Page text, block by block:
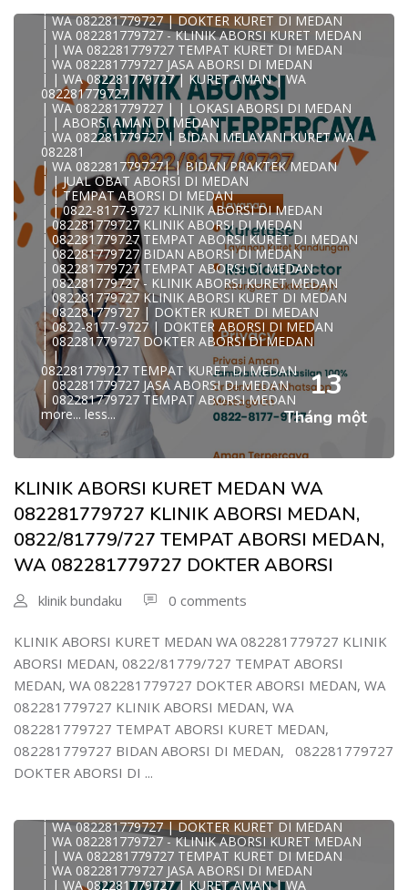
| WA 082281779727 | DOKTER KURET DI MEDAN
| WA 082281779727 - KLINIK ABORSI KURET MEDAN
| | WA 082281779727 TEMPAT KURET DI MEDAN
| WA 082281779727 JASA ABORSI DI MEDAN
| | WA 082281779727 | KURET AMAN | WA
082281779727
| WA 082281779727 | | LOKASI ABORSI DI MEDAN
| | ABORSI AMAN DI MEDAN
| WA 082281779727 | BIDAN MELAYANI KURET WA
082281
| WA 082281779727| | BIDAN PRAKTEK MEDAN
| | JUAL OBAT ABORSI DI MEDAN
| | TEMPAT ABORSI DI MEDAN
| | 0822-8177-9727 KLINIK ABORSI DI MEDAN
| 082281779727 KLINIK ABORSI DI MEDAN
| 082281779727 TEMPAT ABORSI KURET DI MEDAN
| 082281779727 BIDAN ABORSI DI MEDAN
| 082281779727 TEMPAT ABORSI DI MEDAN
| 082281779727 - KLINIK ABORSI KURET MEDAN
| 082281779727 KLINIK ABORSI KURET DI MEDAN
| 082281779727 | DOKTER KURET DI MEDAN
| 0822-8177-9727 | DOKTER ABORSI DI MEDAN
| 082281779727 DOKTER ABORSI DI MEDAN
| |
082281779727 TEMPAT KURET DI MEDAN
| 082281779727 JASA ABORSI DI MEDAN
| 082281779727 TEMPAT ABORSI MEDAN
more... less...
13
Tháng một
KLINIK ABORSI KURET MEDAN WA
082281779727 KLINIK ABORSI MEDAN,
0822/81779/727 TEMPAT ABORSI MEDAN,
WA 082281779727 DOKTER ABORSI
klinik bundaku 0 comments
KLINIK ABORSI KURET MEDAN WA 082281779727 KLINIK
ABORSI MEDAN, 0822/81779/727 TEMPAT ABORSI
MEDAN, WA 082281779727 DOKTER ABORSI MEDAN, WA
082281779727 KLINIK ABORSI MEDAN, WA
082281779727 TEMPAT ABORSI KURET MEDAN,
082281779727 BIDAN ABORSI DI MEDAN, 082281779727
DOKTER ABORSI DI ...
KLINIK ABORSI KURET MEDAN WA 082281779727 KLINIK
A
0822/81779/727 TEMPAT ABORSI MEDAN
WA 082281779727 DOKTER ABORSI MEDAN
WA 082281779727 KLINIK ABORSI MEDAN
WA 082281779727 TEMPAT ABORSI KURET MEDAN
082281779727 BIDAN ABORSI DI MEDAN
082281779727 DOKTER ABORSI DI MEDAN
WA 0822*81779*727 TEMPAT ABORSI MEDAN
WA 082281779727 DOKTER KURET DI MEDAN
WA 082281779727 TEMPAT KURET DI MEDAN
WA 082281779727 JASA ABORSI DI MEDAN
| WA 082-281-779-727 KURET AMAN WA 082281779727
TE
| WA 082-281-779-727 LOKASI ABORSI DI MEDAN
082-281-779-727 ABORSI AMAN DI MEDAN
| WA 082281779727 BIDAN MELAYANI KURET WA
08228177
WA 082281779727 BIDAN PRAKTEK MEDAN
| KLINIK ABORSI MEDAN
WA 082281779727 TEMPAT ABORSI DI MEDAN
| 082281779727 KLINIK ABORSI MEDAN
| WA 0822-8177-9727 DOKTER ABORSI DI MEDAN
| WA 082*2817797*27 BIDAN ABORSI DI MEDAN
| WA 0822*81779*727 KLINIK KURET DI MEDAN
WA 082281779727 KURET AMAN | WA 082281779727
KLINI
| WA 082/281779/727 KLINIK ABORSI KURET DI MEDAN
| WA 082281779727 DOKTER KURET DI MEDAN
WA 082281779727 DOKTER ABORSI DI MEDAN
| WA 08228*1779*727 TEMPAT KURET DI MEDAN
| WA )082281779727) JASA ABORSI DI MEDAN
| WA 0822#8177#9727 TEMPAT ABORSI MEDAN
| ABORSI AMAN DI MEDAN
| WA 082281779727 TEMPAT KURET MEDAN
0822817797
| WA 082281779727BIDAN PRAKTEK MEDAN
JUAL OBAT ABORSI DI MEDAN
| TEMPAT ABORSI DI MEDAN
| HTTPS://WA.ME/6282281779727 WA 082-281-779-727 K
| WA 082281779727 KLINIK ABORSI KURET DI MEDAN
| WA 082281779727 TEMPAT ABORSI DI MEDAN
| WA 082281779727 BIDAN ABORSI DI MEDAN
| WA 082281779727 TEMPAT ABORSI MEDAN
| 0822-8177-9727 DOKTER ABORSI DI MEDAN
| WA 082281779727 TEMPAT ABORSI KURET DI MEDAN
| WA 082281779727 | DOKTER KURET DI MEDAN
| WA 082281779727 - KLINIK ABORSI KURET MEDAN
| | WA 082281779727 TEMPAT KURET DI MEDAN
| WA 082281779727 JASA ABORSI DI MEDAN
| | WA 082281779727 | KURET AMAN | WA